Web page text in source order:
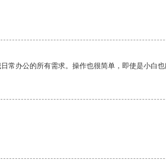
办公的所有需求。操作也很简单，即使是小白也